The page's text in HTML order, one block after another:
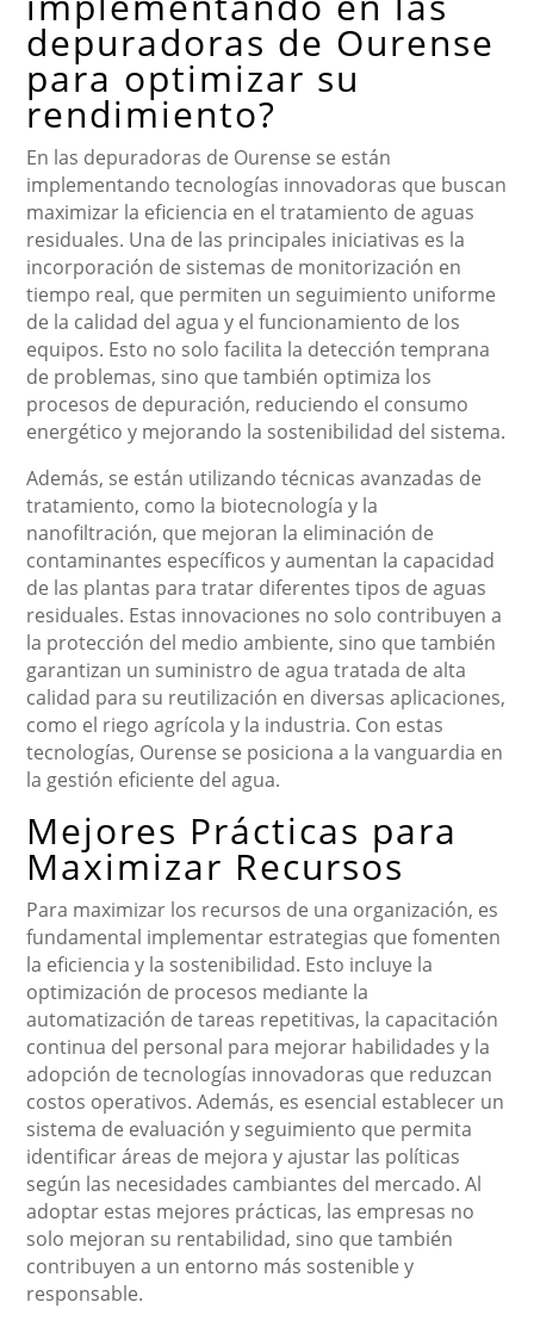
depuradoras de Ourense
para optimizar su
rendimiento?
En las depuradoras de Ourense se están
implementando tecnologías innovadoras que buscan
maximizar la eficiencia en el tratamiento de aguas
residuales. Una de las principales iniciativas es la
incorporación de sistemas de monitorización en
tiempo real, que permiten un seguimiento uniforme
de la calidad del agua y el funcionamiento de los
equipos. Esto no solo facilita la detección temprana
de problemas, sino que también optimiza los
procesos de depuración, reduciendo el consumo
energético y mejorando la sostenibilidad del sistema.
Además, se están utilizando técnicas avanzadas de
tratamiento, como la biotecnología y la
nanofiltración, que mejoran la eliminación de
contaminantes específicos y aumentan la capacidad
de las plantas para tratar diferentes tipos de aguas
residuales. Estas innovaciones no solo contribuyen a
la protección del medio ambiente, sino que también
garantizan un suministro de agua tratada de alta
calidad para su reutilización en diversas aplicaciones,
como el riego agrícola y la industria. Con estas
tecnologías, Ourense se posiciona a la vanguardia en
la gestión eficiente del agua.
Mejores Prácticas para
Maximizar Recursos
Para maximizar los recursos de una organización, es
fundamental implementar estrategias que fomenten
la eficiencia y la sostenibilidad. Esto incluye la
optimización de procesos mediante la
automatización de tareas repetitivas, la capacitación
continua del personal para mejorar habilidades y la
adopción de tecnologías innovadoras que reduzcan
costos operativos. Además, es esencial establecer un
sistema de evaluación y seguimiento que permita
identificar áreas de mejora y ajustar las políticas
según las necesidades cambiantes del mercado. Al
adoptar estas mejores prácticas, las empresas no
solo mejoran su rentabilidad, sino que también
contribuyen a un entorno más sostenible y
responsable.